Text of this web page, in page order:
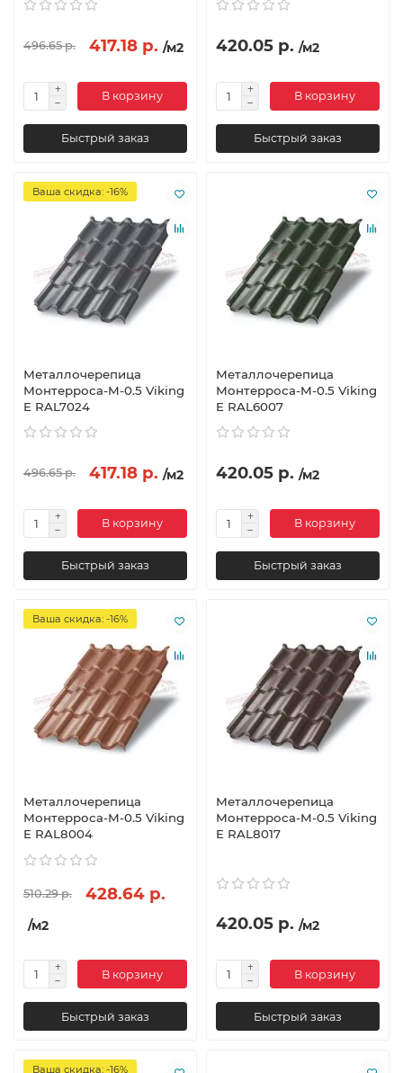
496.65 р. 417.18 р. /м2
В корзину
Быстрый заказ
420.05 р. /м2
В корзину
Быстрый заказ
Ваша скидка: -16%
Металлочерепица
Монтерроса-M-0.5 Viking
E RAL7024
496.65 р. 417.18 р. /м2
В корзину
Быстрый заказ
Металлочерепица
Монтерроса-M-0.5 Viking
E RAL6007
420.05 р. /м2
В корзину
Быстрый заказ
Ваша скидка: -16%
Металлочерепица
Монтерроса-M-0.5 Viking
E RAL8004
510.29 р. 428.64 р.
/м2
В корзину
Быстрый заказ
Металлочерепица
Монтерроса-M-0.5 Viking
E RAL8017
420.05 р. /м2
В корзину
Быстрый заказ
Ваша скидка: -16%